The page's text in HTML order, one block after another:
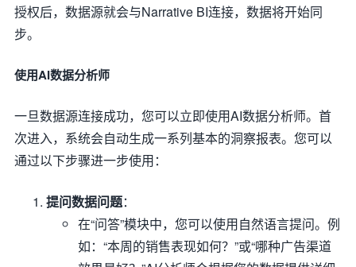
授权后，数据源就会与Narrative BI连接，数据将开始同
步。
使用AI数据分析师
一旦数据源连接成功，您可以立即使用AI数据分析师。首
次进入，系统会自动生成一系列基本的洞察报表。您可以
通过以下步骤进一步使用：
提问数据问题：
在“问答”模块中，您可以使用自然语言提问。例
如：“本周的销售表现如何？”或“哪种广告渠道